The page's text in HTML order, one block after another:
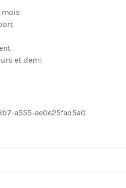
mois
et demi
a555-ae0e25fad5a0